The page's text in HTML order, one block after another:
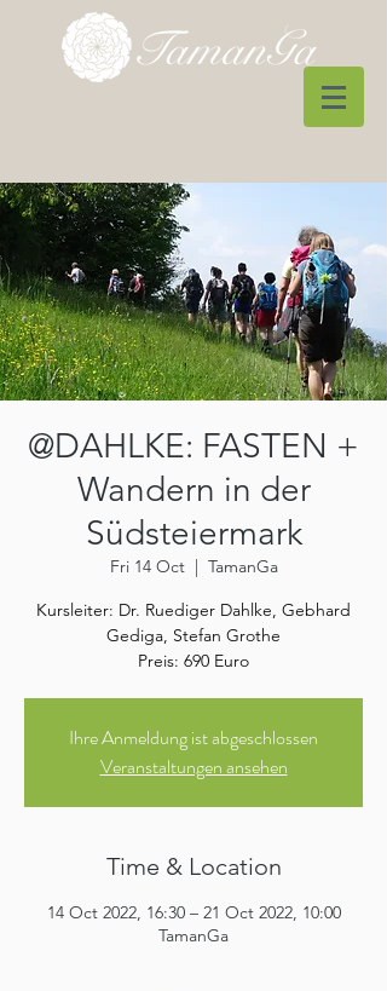
@DAHLKE: FASTEN +
Wandern in der
Südsteiermark
Fri 14 Oct
  |
TamanGa
Kursleiter: Dr. Ruediger Dahlke, Gebhard
Gediga, Stefan Grothe
Preis: 690 Euro
Ihre Anmeldung ist abgeschlossen
Veranstaltungen ansehen
Time & Location
14 Oct 2022, 16:30 – 21 Oct 2022, 10:00
TamanGa